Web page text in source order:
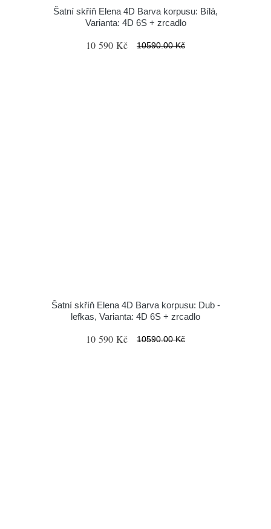
Šatní skříň Elena 4D Barva korpusu: Bílá,
Varianta: 4D 6S + zrcadlo
10 590 Kč 10590.00 Kč
Šatní skříň Elena 4D Barva korpusu: Dub -
lefkas, Varianta: 4D 6S + zrcadlo
10 590 Kč 10590.00 Kč